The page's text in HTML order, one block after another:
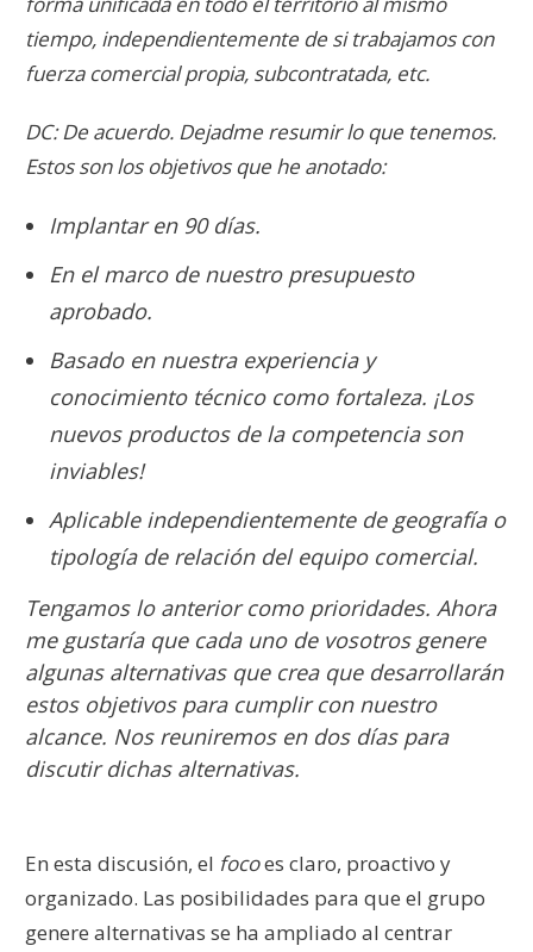
tiempo, independientemente de si trabajamos con
fuerza comercial propia, subcontratada, etc.
DC: De acuerdo. Dejadme resumir lo que tenemos.
Estos son los objetivos que he anotado:
Implantar en 90 días.
En el marco de nuestro presupuesto
aprobado.
Basado en nuestra experiencia y
conocimiento técnico como fortaleza. ¡Los
nuevos productos de la competencia son
inviables!
Aplicable independientemente de geografía o
tipología de relación del equipo comercial.
Tengamos lo anterior como prioridades. Ahora
me gustaría que cada uno de vosotros genere
algunas alternativas que crea que desarrollarán
estos objetivos para cumplir con nuestro
alcance. Nos reuniremos en dos días para
discutir dichas alternativas.
En esta discusión, el focoes claro, proactivo y
organizado. Las posibilidades para que el grupo
genere alternativas se ha ampliado al centrar